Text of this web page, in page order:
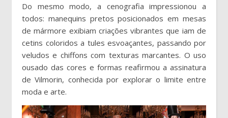
Do mesmo modo, a cenografia impressionou a
todos: manequins pretos posicionados em mesas
de mármore exibiam criações vibrantes que iam de
cetins coloridos a tules esvoaçantes, passando por
veludos e chiffons com texturas marcantes. O uso
ousado das cores e formas reafirmou a assinatura
de Vilmorin, conhecida por explorar o limite entre
moda e arte.